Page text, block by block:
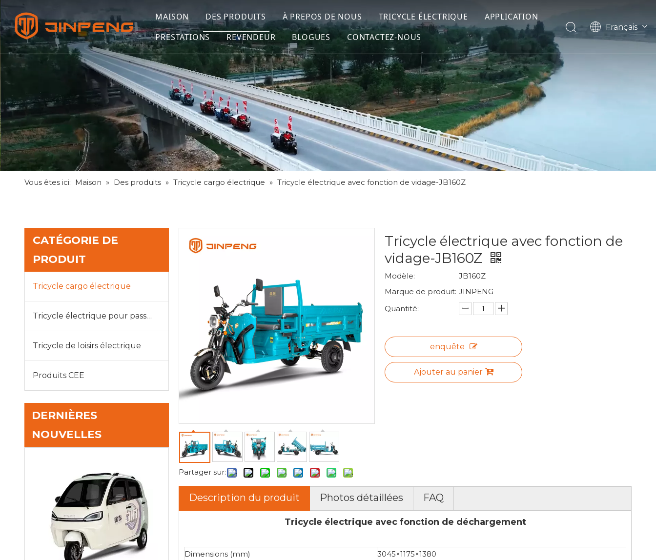
MAISON DES PRODUITS À PREPOS DE NOUS TRICYCLE ÉLECTRIQUE
APPLICATION
PRESTATIONS
REVENDEUR BLOGUES CONTACTEZ-NOUS
Français
English
Pусский
Vous êtes ici: Maison » Des produits » Tricycle cargo électrique » Tricycle électrique avec fonction de vidage-JB160Z
CATÉGORIE DE
PRODUIT
Tricycle cargo électrique
Tricycle électrique pour passagers
Tricycle de loisirs électrique
Produits CEE
DERNIÈRES
NOUVELLES
Partager sur:
Tricycle électrique avec fonction de
vidage-JB160Z
Modèle:
JB160Z
Marque de produit: JINPENG
Quantité:
enquête
Ajouter au panier
Description du produit Photos détaillées FAQ
Tricycle électrique avec fonction de déchargement
Dimensions (mm)
3045×1175×1380